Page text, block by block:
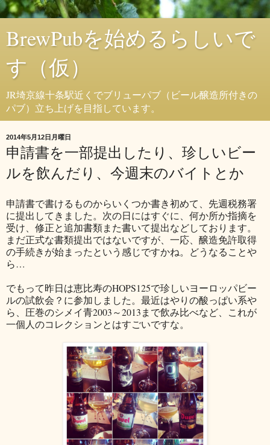
BrewPubを始めるらしいで
す（仮）
JR埼京線十条駅近くでブリューパブ（ビール醸造所付きの
パブ）立ち上げを目指しています。
2014年5月12日月曜日
申請書を一部提出したり、珍しいビー
ルを飲んだり、今週末のバイトとか
申請書で書けるものからいくつか書き初めて、先週税務署
に提出してきました。次の日にはすぐに、何か所か指摘を
受け、修正と追加書類また書いて提出などしております。
まだ正式な書類提出ではないですが、一応、醸造免許取得
の手続きが始まったという感じですかね。どうなることや
ら…
でもって昨日は恵比寿のHOPS125で珍しいヨーロッパビー
ルの試飲会？に参加しました。最近はやりの酸っぱい系や
ら、圧巻のシメイ青2003～2013まで飲み比べなど、これが
一個人のコレクションとはすごいですな。